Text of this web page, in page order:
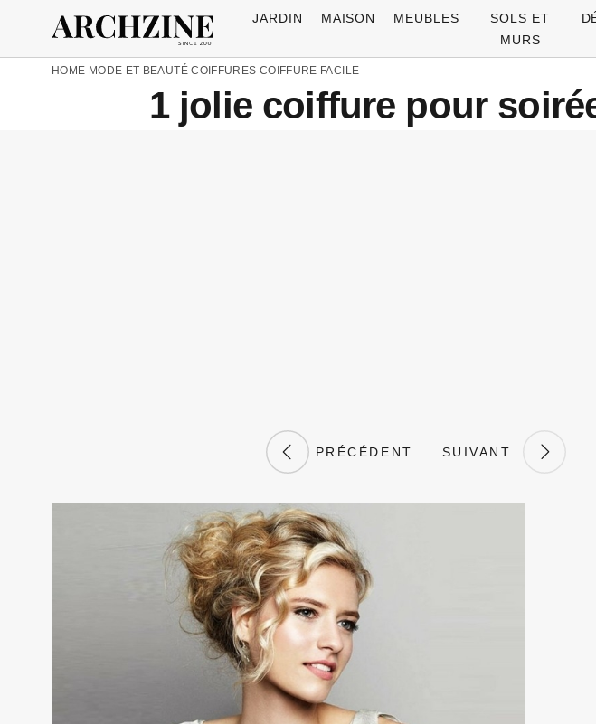
JARDIN MAISON MEUBLES
SOLS ET
MURS
HOME MODE ET BEAUTÉ COIFFURES COIFFURE FACILE
1 jolie coiffure pour
PRÉCÉDENT SUIVANT